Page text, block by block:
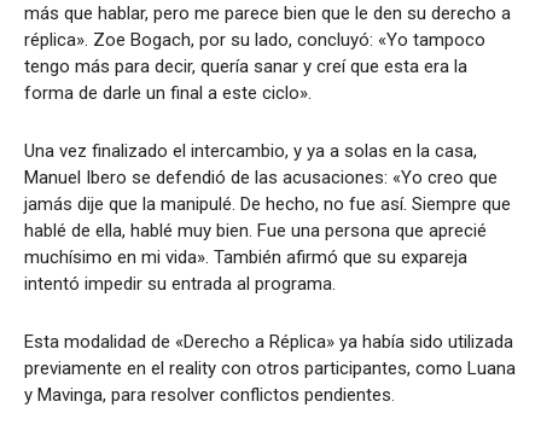
más que hablar, pero me parece bien que le den su derecho a
réplica». Zoe Bogach, por su lado, concluyó: «Yo tampoco
tengo más para decir, quería sanar y creí que esta era la
forma de darle un final a este ciclo».
Una vez finalizado el intercambio, y ya a solas en la casa,
Manuel Ibero se defendió de las acusaciones: «Yo creo que
jamás dije que la manipulé. De hecho, no fue así. Siempre que
hablé de ella, hablé muy bien. Fue una persona que aprecié
muchísimo en mi vida». También afirmó que su expareja
intentó impedir su entrada al programa.
Esta modalidad de «Derecho a Réplica» ya había sido utilizada
previamente en el reality con otros participantes, como Luana
y Mavinga, para resolver conflictos pendientes.